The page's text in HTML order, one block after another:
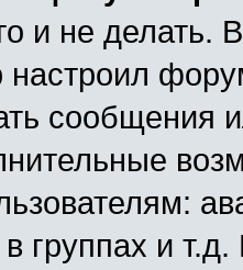
и не делать.
настроил
сообщения
группах и